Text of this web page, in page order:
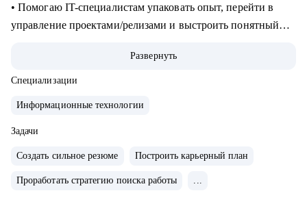
• Помогаю IT-специалистам упаковать опыт, перейти в
управление проектами/релизами и выстроить понятный
• Обучение и сертификаты:
• 2024 — ITSM. Основы управления ИТ-услугами
• 2022 — «Поколение Python: курс для начинающих»
• 2021 — Kanban System Design, Professional Scrum Master
• Аудит резюме для Project / Delivery / Release Manager
Развернуть
Специализации
Информационные технологии
Задачи
Создать сильное резюме Построить карьерный план
Проработать стратегию поиска работы ...